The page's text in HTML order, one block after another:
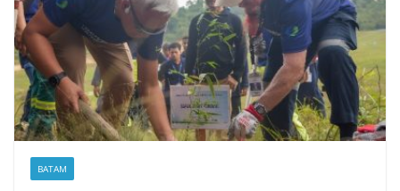
BATAM